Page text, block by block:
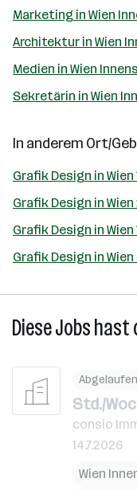
Marketing in Wien
Architektur in Wien
Medien in Wien
Sekretärin in Wien
In anderem Ort/
Grafik Design in
Grafik Design in
Grafik Design in
Grafik Design in
Diese Jobs
Abgelaufen
Std./
consio
14.7.2026
Wien